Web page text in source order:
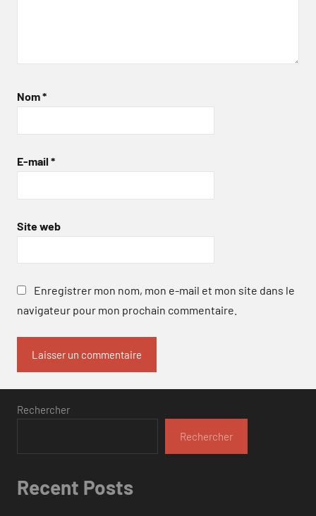
Nom*
E-mail *
Site web
Enregistrer mon nom, mon e-mail et mon site dans le
navigateur pour mon prochain commentaire.
Rechercher
Rechercher
Recent Posts